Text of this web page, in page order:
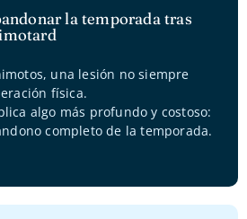
la temporada tras
una lesión no siempre
física.
algo más profundo y costoso:
completo de la temporada.